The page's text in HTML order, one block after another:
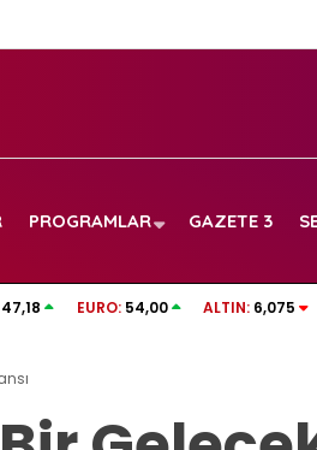
PROGRAMLAR GAZETE 3
etti: “Yaktığı ateş yüreğimizde
47,18 EURO: 54,00 ALTIN: 6,075